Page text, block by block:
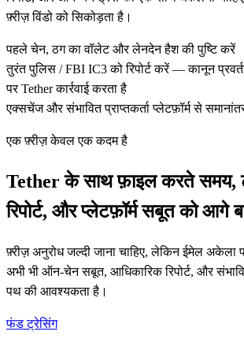
फ़्रीज़ विंडो को सिकोड़ता है।
पहले चेन, ठग का वॉलेट और लेनदेन हैश की पुष्टि करें
तुरंत पुलिस / FBI IC3 को रिपोर्ट करें — कानून
पर Tether कार्रवाई करता है
एक्सचेंज और संभावित प्राप्तकर्ता प्लेटफ़ॉर्म से
एक फ़्रीज़ केवल एक कदम है
Tether के साथ फ़ाइल करते समय,
रिपोर्ट, और प्लेटफ़ॉर्म सबूत को आगे
फ़्रीज़ अनुरोध जल्दी जाना चाहिए, लेकिन ईमेल अकेला
अभी भी ऑन-चेन सबूत, आधिकारिक रिपोर्ट, और
पथ की आवश्यकता है।
फंड ट्रेसिंग